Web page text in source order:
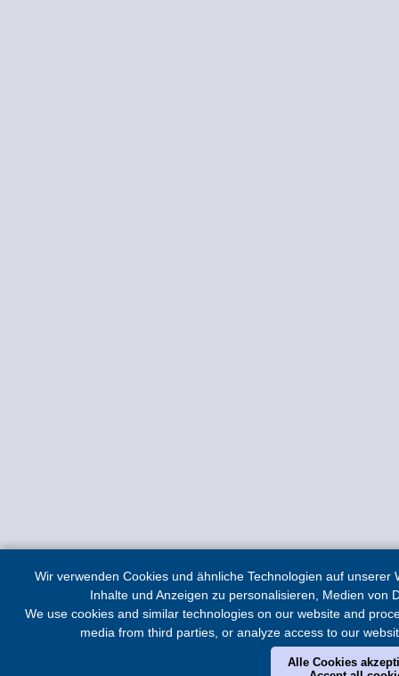
Wir verwenden Cookies und ähnliche Technologien auf
Inhalte und Anzeigen zu personalisieren, Medien
We use cookies and similar technologies on our website and
media from third parties, or analyze access to our
Alle Cookies